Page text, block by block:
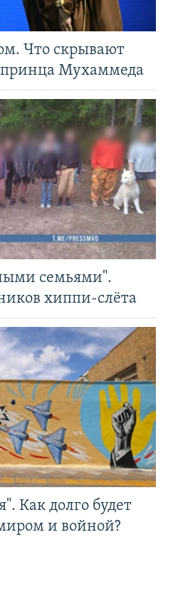
Что скрывают
Мухаммеда
семьями".
хиппи-слёта
Как долго будет
и войной?